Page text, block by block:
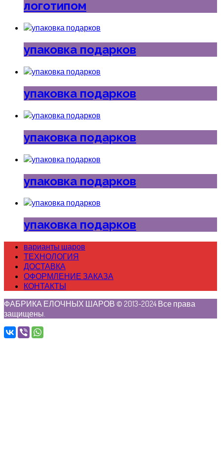
логотипом
упаковка подарков
упаковка подарков
упаковка подарков
упаковка подарков
упаковка подарков
варианты шаров
ТЕХНОЛОГИЯ
ДОСТАВКА
ОФОРМЛЕНИЕ ЗАКАЗА
КОНТАКТЫ
ФАБРИКА ЕЛОЧНЫХ ШАРОВ © 2013-2024 Все права
защищены.